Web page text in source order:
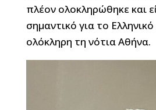
πλέον ολοκληρώθηκε και
σημαντικό για το
ολόκληρη τη νότια Αθήνα.